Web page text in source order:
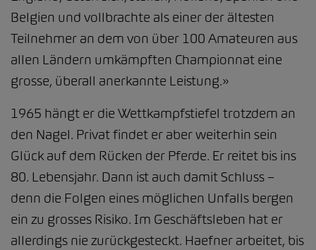
Belgien und vollbrachte als einer der ältesten
Teilnehmer an dem von über 100 Amateuren aus
allen Ländern umkämpften Championnat eine
grosse, überall anerkannte Leistung.»
1965 hängt er die Wettkampfstiefel trotzdem an
den Nagel. Privat findet er aber weiterhin sein
Glück auf dem Rücken der Pferde. Er reitet bis ins
80. Lebensjahr. Dann ist auch damit Schluss –
denn die Folgen eines möglichen Unfalls bergen
ein zu grosses Risiko. Im Geschäftsleben hat er
allerdings nie zurückgesteckt. Haefner arbeitet, bis